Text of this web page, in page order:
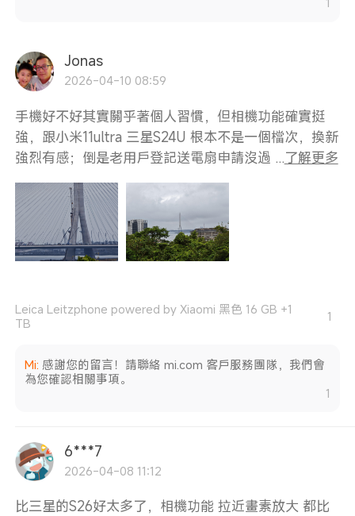
Jonas
2026-04-10 08:59
手機好不好其實關乎著個人習慣，但相機功能確實挺
強，跟小米11ultra 三星S24U 根本不是一個檔次，換新
強烈有感；倒是老用戶登記送電扇申請沒過 ...了解更多
Leica Leitzphone powered by Xiaomi 黑色 16 GB +1
TB
1
Mi: 感謝您的留言！請聯絡 mi.com 客戶服務團隊，我們會
為您確認相關事項。
1
6***7
2026-04-08 11:12
比三星的S26好太多了，相機功能 拉近畫素放大 都比